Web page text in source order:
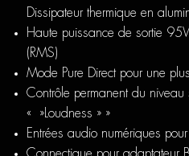
Dissipateur thermique en
Haute puissance de sortie
(RMS)
Mode Pure Direct pour une
Contrôle permanent du
« »Loudness » »
Entrées audio numériques